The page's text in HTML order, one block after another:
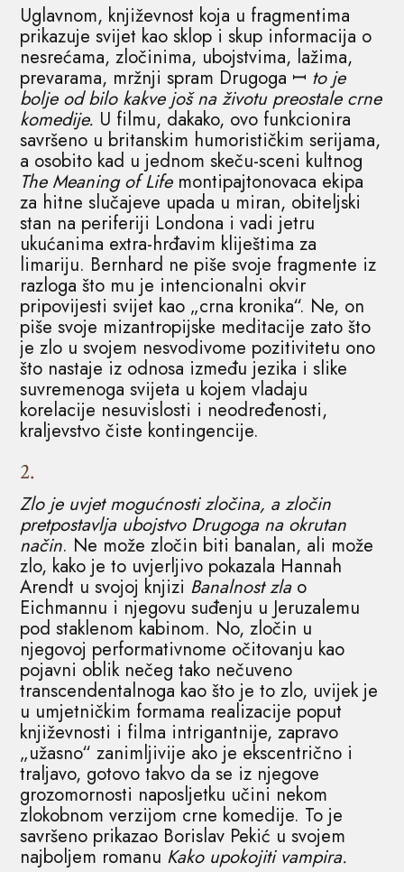
Uglavnom, književnost koja u fragmentima
prikazuje svijet kao sklop i skup informacija o
nesrećama, zločinima, ubojstvima, lažima,
prevarama, mržnji spram Drugoga ꟷ to je
bolje od bilo kakve još na životu preostale crne
komedije. U filmu, dakako, ovo funkcionira
savršeno u britanskim humorističkim serijama,
a osobito kad u jednom skeču-sceni kultnog
The Meaning of Life montipajtonovaca ekipa
za hitne slučajeve upada u miran, obiteljski
stan na periferiji Londona i vadi jetru
ukućanima extra-hrđavim kliještima za
limariju. Bernhard ne piše svoje fragmente iz
razloga što mu je intencionalni okvir
pripovijesti svijet kao „crna kronika“. Ne, on
piše svoje mizantropijske meditacije zato što
je zlo u svojem nesvodivome pozitivitetu ono
što nastaje iz odnosa između jezika i slike
suvremenoga svijeta u kojem vladaju
korelacije nesuvislosti i neodređenosti,
kraljevstvo čiste kontingencije.
2.
Zlo je uvjet mogućnosti zločina, a zločin
pretpostavlja ubojstvo Drugoga na okrutan
način. Ne može zločin biti banalan, ali može
zlo, kako je to uvjerljivo pokazala Hannah
Arendt u svojoj knjizi Banalnost zlao
Eichmannu i njegovu suđenju u Jeruzalemu
pod staklenom kabinom. No, zločin u
njegovoj performativnome očitovanju kao
pojavni oblik nečeg tako nečuveno
transcendentalnoga kao što je to zlo, uvijek je
u umjetničkim formama realizacije poput
književnosti i filma intrigantnije, zapravo
„užasno“ zanimljivije ako je ekscentrično i
traljavo, gotovo takvo da se iz njegove
grozomornosti naposljetku učini nekom
zlokobnom verzijom crne komedije. To je
savršeno prikazao Borislav Pekić u svojem
najboljem romanu Kako upokojiti vampira.